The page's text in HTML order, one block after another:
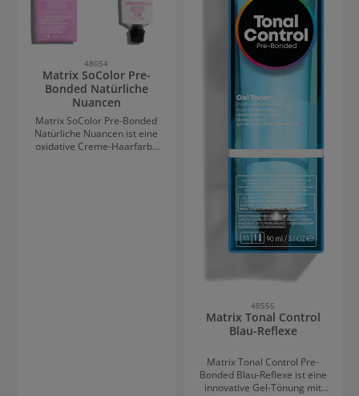
48054
Matrix SoColor Pre-
Bonded Natürliche
Nuancen
Matrix SoColor Pre-Bonded
Natürliche Nuancen ist eine
oxidative Creme-Haarfarbe
48555
Matrix Tonal Control
Blau-Reflexe
Matrix Tonal Control Pre-
Bonded Blau-Reflexe ist eine
innovative Gel-Tönung mit